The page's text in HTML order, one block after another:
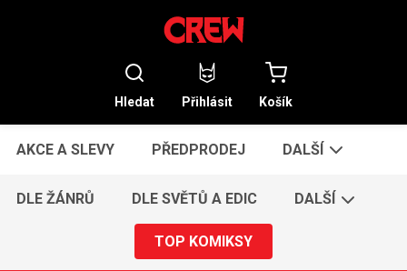
Hledat Přihlásit Košík
AKCE A SLEVY PŘEDPRODEJ DALŠÍ
DLE ŽÁNRŮ DLE SVĚTŮ A EDIC DALŠÍ
TOP KOMIKSY